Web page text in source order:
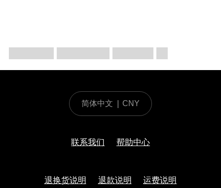
简体中文 CNY
联系我们 帮助中心
退换货说明 退款说明 运费说明